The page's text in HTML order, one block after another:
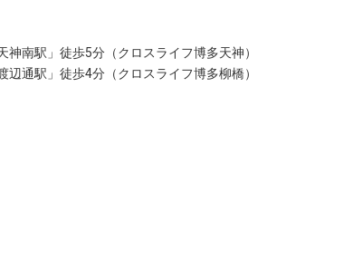
神南駅」徒歩5分（クロスライフ博多天神）
辺通駅」徒歩4分（クロスライフ博多柳橋）